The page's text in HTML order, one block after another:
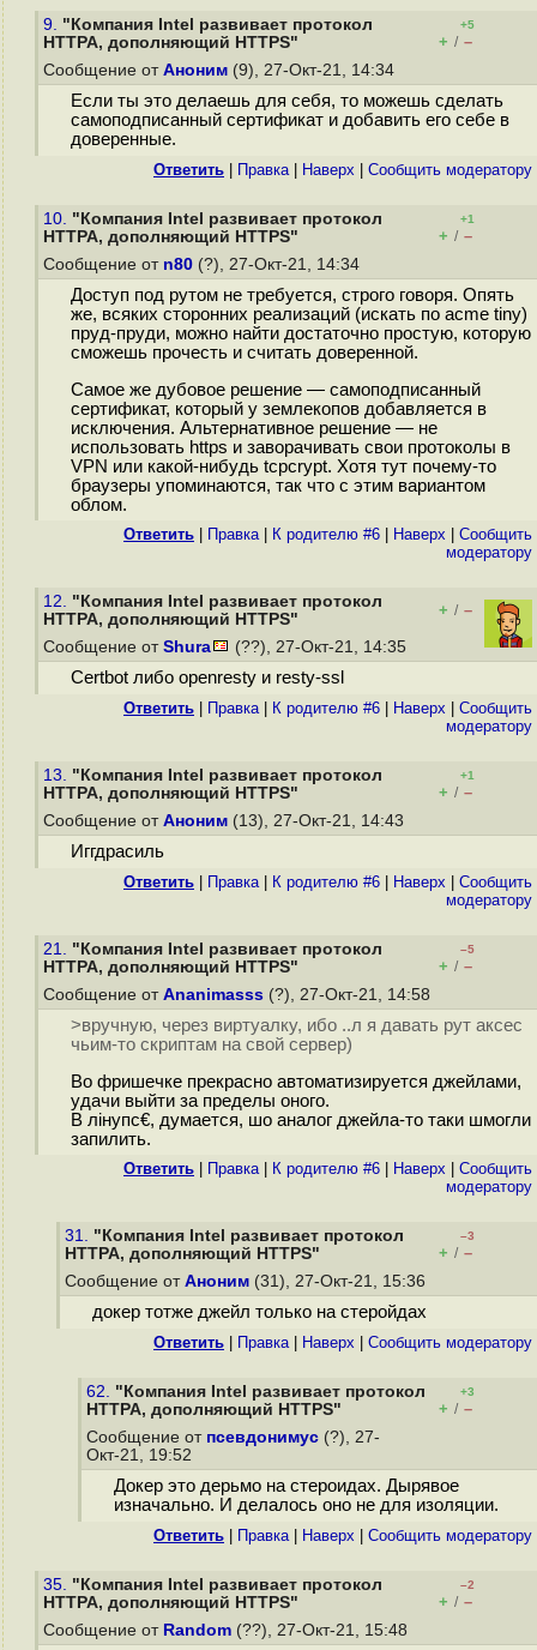
9. "Компания Intel развивает протокол
HTTPA, дополняющий HTTPS"
+5
+ / –
Сообщение от Аноним (9), 27-Окт-21, 14:34
Если ты это делаешь для себя, то можешь сделать
самоподписанный сертификат и добавить его себе в
доверенные.
Ответить Правка| Наверх Cообщить модератору
10. "Компания Intel развивает протокол
HTTPA, дополняющий HTTPS"
+1
+ / –
Сообщение от n80 (?), 27-Окт-21, 14:34
Доступ под рутом не требуется, строго говоря. Опять
же, всяких сторонних реализаций (искать по acme tiny)
пруд-пруди, можно найти достаточно простую, которую
сможешь прочесть и считать доверенной.
Самое же дубовое решение — самоподписанный
сертификат, который у землекопов добавляется в
исключения. Альтернативное решение — не
использовать https и заворачивать свои протоколы в
VPN или какой-нибудь tcpcrypt. Хотя тут почему-то
браузеры упоминаются, так что с этим вариантом
облом.
Ответить Правка| К родителю #6 Наверх
Cообщить
модератору
12. "Компания Intel развивает протокол
HTTPA, дополняющий HTTPS"
+ / –
Сообщение от Shura (??), 27-Окт-21, 14:35
Certbot либо openresty и resty-ssl
Ответить Правка| К родителю #6 Наверх
Cообщить
модератору
13. "Компания Intel развивает протокол
HTTPA, дополняющий HTTPS"
+1
+ / –
Сообщение от Аноним (13), 27-Окт-21, 14:43
Иггдрасиль
Ответить Правка| К родителю #6 Наверх
Cообщить
модератору
21. "Компания Intel развивает протокол
HTTPA, дополняющий HTTPS"
–5
+ / –
Сообщение от Ananimasss (?), 27-Окт-21, 14:58
>вручную, через виртуалку, ибо ..л я давать рут аксес
чьим-то скриптам на свой сервер)
Во фришечке прекрасно автоматизируется джейлами,
удачи выйти за пределы оного.
В лiнyпс€, думается, шо аналог джейла-то таки шмогли
запилить.
Ответить Правка| К родителю #6 Наверх
Cообщить
модератору
31. "Компания Intel развивает протокол
HTTPA, дополняющий HTTPS"
–3
+ / –
Сообщение от Аноним (31), 27-Окт-21, 15:36
докер тотже джейл только на стеройдах
Ответить Правка| Наверх Cообщить модератору
62. "Компания Intel развивает протокол
HTTPA, дополняющий HTTPS"
+3
+ / –
Сообщение от псевдонимус (?), 27-
Окт-21, 19:52
Докер это дерьмо на стероидах. Дырявое
изначально. И делалось оно не для изоляции.
Ответить Правка| Наверх Cообщить модератору
35. "Компания Intel развивает протокол
HTTPA, дополняющий HTTPS"
–2
+ / –
Сообщение от Random (??), 27-Окт-21, 15:48